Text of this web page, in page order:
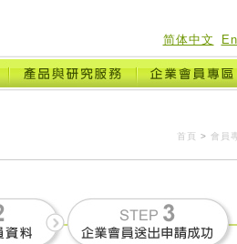
简体中文
首頁 > 會員